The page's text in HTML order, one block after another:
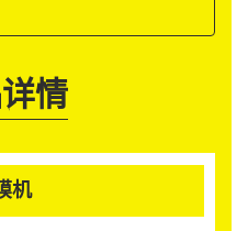
情
机